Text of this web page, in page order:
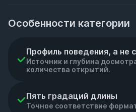
Особенности категории
Профиль поведения, а не
Источник и глубина
количества открытий.
Пять градаций длины
Точное соответствие